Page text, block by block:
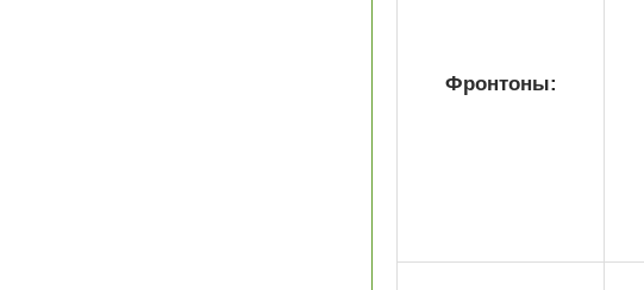
Фронтоны: